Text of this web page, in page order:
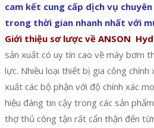
cam kết cung cấp dịch vụ
trong thời gian nhanh nhất với
Giới thiệu sơ lược về ANSON
sản xuất có uy tín cao về máy bơm
lực. Nhiều loại thiết bị gia công chính
xuất các bộ phận với độ chính xác
hiệu đáng tin cậy trong các sản
thợ thủ công tận rất cẩn thận đến